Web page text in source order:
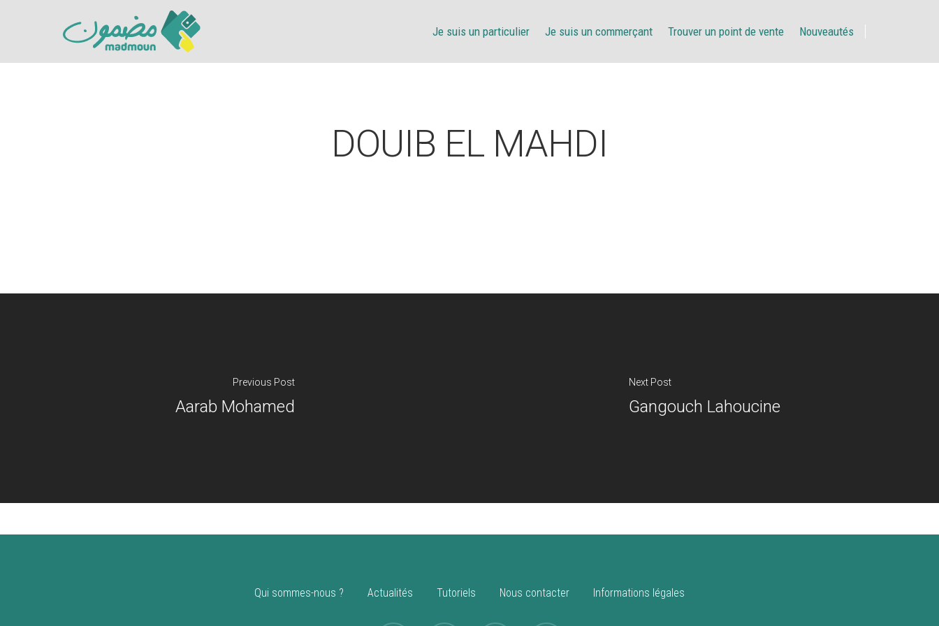
Je suis un particulier Je suis un commerçant Trouver un point de vente Nouveautés
DOUIB EL MAHDI
Previous Post
Aarab Mohamed
Next Post
Gangouch Lahoucine
Qui sommes-nous ? Actualités Tutoriels Nous contacter Informations légales